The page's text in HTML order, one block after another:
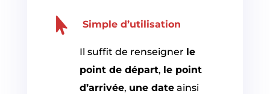
 Simple d’utilisation
Il suffit de renseigner le
point de départ, le point
d’arrivée, une dateainsi